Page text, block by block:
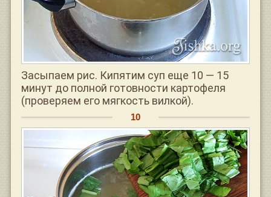
Засыпаем рис. Кипятим суп еще 10 — 15
минут до полной готовности картофеля
(проверяем его мягкость вилкой).